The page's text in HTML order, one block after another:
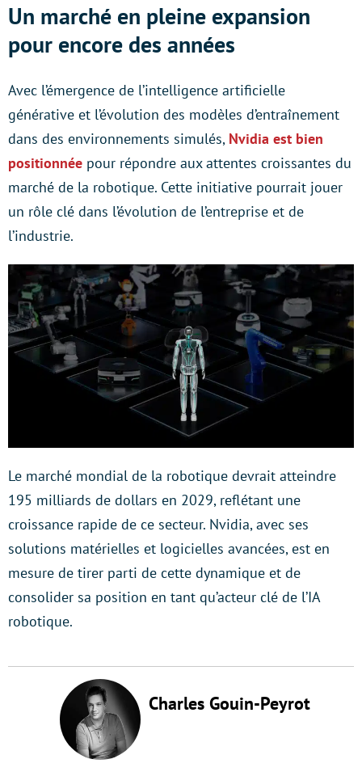
Un marché en pleine expansion
pour encore des années
Avec l’émergence de l’intelligence artificielle
générative et l’évolution des modèles d’entraînement
dans des environnements simulés, Nvidia est bien
positionnée pour répondre aux attentes croissantes du
marché de la robotique. Cette initiative pourrait jouer
un rôle clé dans l’évolution de l’entreprise et de
l’industrie.
Le marché mondial de la robotique devrait atteindre
195 milliards de dollars en 2029, reflétant une
croissance rapide de ce secteur. Nvidia, avec ses
solutions matérielles et logicielles avancées, est en
mesure de tirer parti de cette dynamique et de
consolider sa position en tant qu’acteur clé de l’IA
robotique.
Charles Gouin-Peyrot